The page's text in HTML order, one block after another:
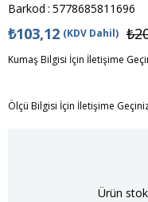
Barkod : 5778685811696
₺103,12 (KDV Dahil)
Kumaş Bilgisi İçin İletişime
Ölçü Bilgisi İçin İletişime
Ürün